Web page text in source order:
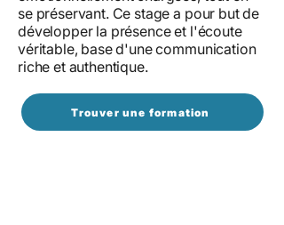
se préservant. Ce stage a pour but de
développer la présence et l'écoute
véritable, base d'une communication
riche et authentique.
Trouver une formation